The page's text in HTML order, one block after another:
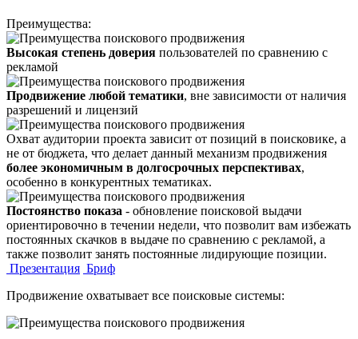
Преимущества:
Высокая степень доверия пользователей по сравнению с
рекламой
Продвижение любой тематики, вне зависимости от наличия
разрешений и лицензий
Охват аудитории проекта зависит от позиций в поисковике, а
не от бюджета, что делает данный механизм продвижения
более экономичным в долгосрочных перспективах,
особенно в конкурентных тематиках.
Постоянство показа - обновление поисковой выдачи
ориентировочно в течении недели, что позволит вам избежать
постоянных скачков в выдаче по сравнению с рекламой, а
также позволит занять постоянные лидирующие позиции.
Презентация Бриф
Продвижение охватывает все поисковые системы: